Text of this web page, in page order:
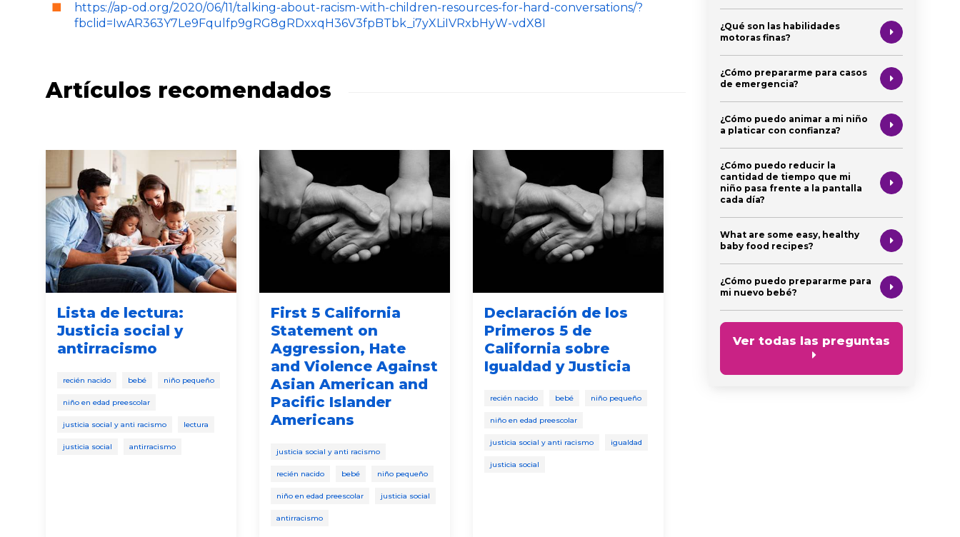
https://ap-od.org/2020/06/11/talking-about-racism-with-children-resources-for-hard-conversations/?
fbclid=IwAR363Y7Le9Fqulfp9gRG8gRDxxqH36V3fpBTbk_i7yXLiIVRxbHyW-vdX8I
Artículos recomendados
Lista de lectura:
Justicia social y
antirracismo
recién nacido bebé niño pequeño
niño en edad preescolar
justicia social y anti racismo lectura
justicia social antirracismo
First 5 California
Statement on
Aggression, Hate
and Violence Against
Asian American and
Pacific Islander
Americans
justicia social y anti racismo
recién nacido bebé niño pequeño
niño en edad preescolar justicia social
antirracismo
Declaración de los
Primeros 5 de
California sobre
Igualdad y Justicia
recién nacido bebé niño pequeño
niño en edad preescolar
justicia social y anti racismo igualdad
justicia social
Justicia social en la
educación
¿Qué son las habilidades
motoras finas?
¿Cómo prepararme para casos
de emergencia?
¿Cómo puedo animar a mi niño
a platicar con confianza?
¿Cómo puedo reducir la
cantidad de tiempo que mi
niño pasa frente a la pantalla
cada día?
What are some easy, healthy
baby food recipes?
¿Cómo puedo prepararme para
mi nuevo bebé?
Ver todas las preguntas